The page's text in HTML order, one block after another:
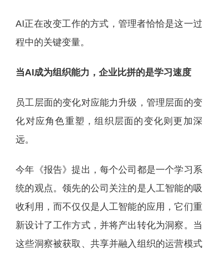
AI正在改变工作的方式，管理者恰恰是这一过
程中的关键变量。
当AI成为组织能力，企业比拼的是学习速度
员工层面的变化对应能力升级，管理层面的变
化对应角色重塑，组织层面的变化则更加深
远。
今年《报告》提出，每个公司都是一个学习系
统的观点。领先的公司关注的是人工智能的吸
收利用，而不仅仅是人工智能的应用，它们重
新设计了工作方式，并将产出转化为洞察。当
这些洞察被获取、共享并融入组织的运营模式